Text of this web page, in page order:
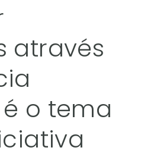
através
o tema